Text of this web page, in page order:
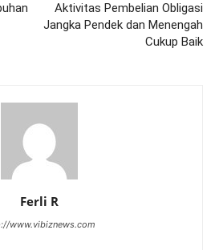
Aktivitas Pembelian Obligasi
Jangka Pendek dan Menengah
Cukup Baik
Ferli R
www.vibiznews.com